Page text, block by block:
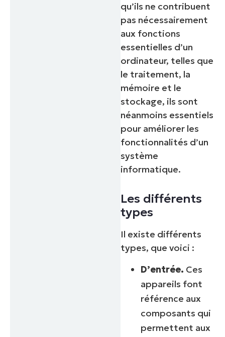
qu’ils ne contribuent
pas nécessairement
aux fonctions
essentielles d’un
ordinateur, telles que
le traitement, la
mémoire et le
stockage, ils sont
néanmoins essentiels
pour améliorer les
fonctionnalités d’un
système
informatique.
Les différents
types
Il existe différents
types, que voici :
D’entrée. Ces
appareils font
référence aux
composants qui
permettent aux